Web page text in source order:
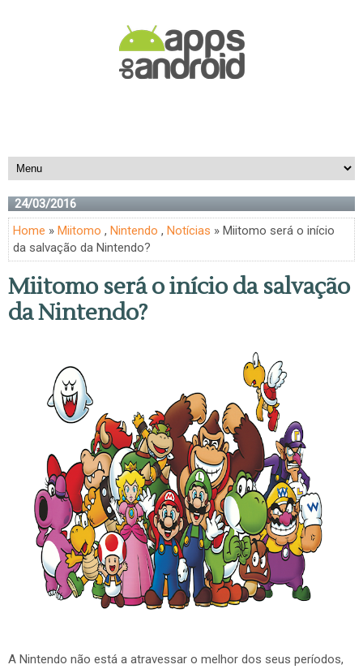
24/03/2016
Home » Miitomo , Nintendo , Notícias » Miitomo será o início
da salvação da Nintendo?
Miitomo será o início da salvação
da Nintendo?
A Nintendo não está a atravessar o melhor dos seus períodos,